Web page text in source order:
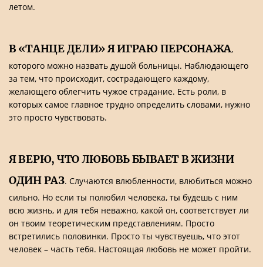
летом.
В «ТАНЦЕ ДЕЛИ» Я ИГРАЮ ПЕРСОНАЖА,
которого можно назвать душой больницы. Наблюдающего
за тем, что происходит, сострадающего каждому,
желающего облегчить чужое страдание. Есть роли, в
которых самое главное трудно определить словами, нужно
это просто чувствовать.
Я ВЕРЮ, ЧТО ЛЮБОВЬ БЫВАЕТ В ЖИЗНИ
ОДИН РАЗ. Случаются влюбленности, влюбиться можно
сильно. Но если ты полюбил человека, ты будешь с ним
всю жизнь, и для тебя неважно, какой он, соответствует ли
он твоим теоретическим представлениям. Просто
встретились половинки. Просто ты чувствуешь, что этот
человек – часть тебя. Настоящая любовь не может пройти.